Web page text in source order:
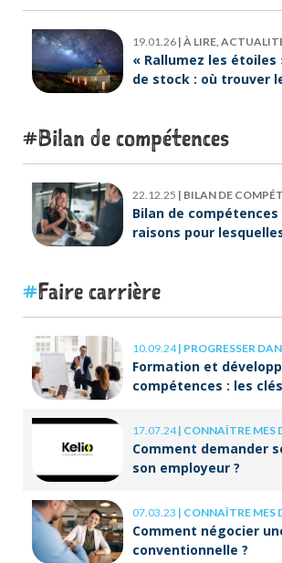
19.01.26 | À LIRE,
« Rallumez les
de stock : où trouver
Bilan de compétences
22.12.25 | BILAN DE
Bilan de compétences
raisons pour
Faire carrière
10.09.24| PROGRESSER
Formation et
compétences : les
17.07.24| CONNAÎTRE MES
Comment demander
son employeur ?
07.03.23 | CONNAÎTRE MES
Comment négocier
conventionnelle ?